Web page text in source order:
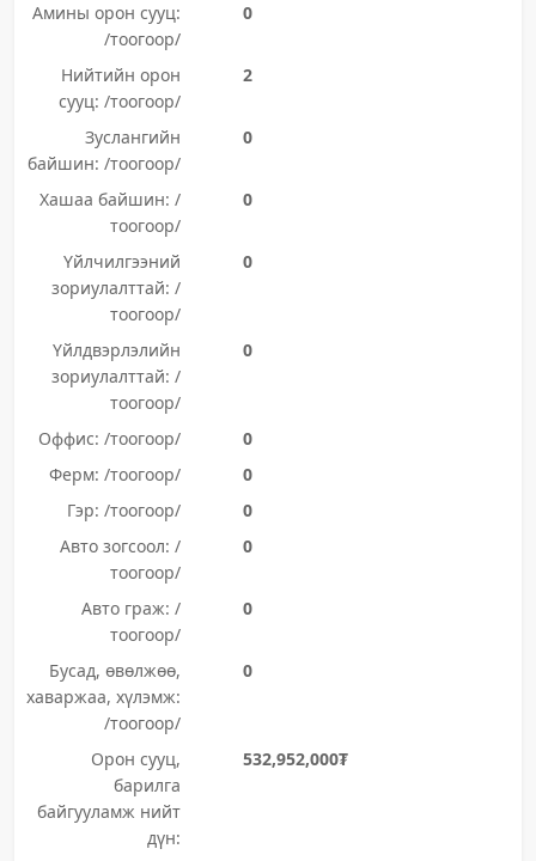
Амины орон сууц:
/тоогоор/
0
Нийтийн орон
сууц: /тоогоор/
2
Зуслангийн
байшин: /тоогоор/
0
Хашаа байшин: /
тоогоор/
0
Үйлчилгээний
зориулалттай: /
тоогоор/
0
Үйлдвэрлэлийн
зориулалттай: /
тоогоор/
0
Оффис: /тоогоор/
0
Ферм: /тоогоор/
0
Гэр: /тоогоор/
0
Авто зогсоол: /
тоогоор/
0
Авто граж: /
тоогоор/
0
Бусад, өвөлжөө,
хаваржаа, хүлэмж:
/тоогоор/
0
Орон сууц,
барилга
байгууламж нийт
дүн:
532,952,000₮